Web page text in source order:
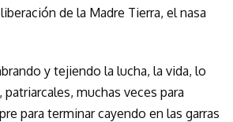
de la Madre Tierra, el nasa
y tejiendo la lucha, la vida, lo
muchas veces para
para terminar cayendo en las garras